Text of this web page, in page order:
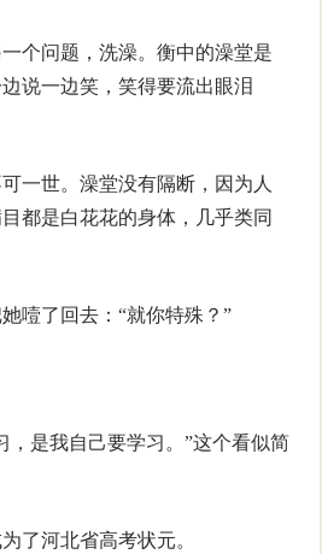
个问题，洗澡。衡中的澡堂是
说一边笑，笑得要流出眼泪
一世。澡堂没有隔断，因为人
都是白花花的身体，几乎类同
噎了回去：“就你特殊？”
，是我自己要学习。”这个看似简
了河北省高考状元。